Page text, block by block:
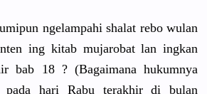
ngelampahi shalat rebo wulan
ing kitab mujarobat lan ingkan
bab 18 ? (Bagaimana hukumnya
pada hari Rabu terakhir di bulan